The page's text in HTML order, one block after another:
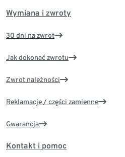
Wymiana i zwroty
30 dni na zwrot
Jak dokonać zwrotu
Zwrot należności
Reklamacje / części zamienne
Gwarancja
Kontakt i pomoc